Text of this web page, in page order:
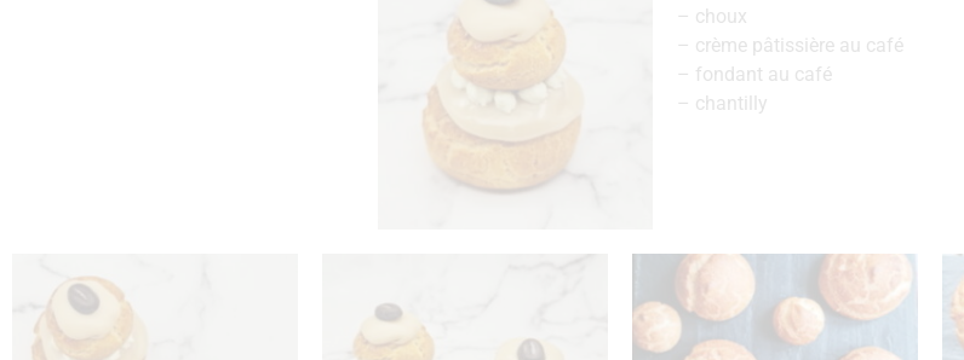
– choux
– crème pâtissière au café
– fondant au café
– chantilly